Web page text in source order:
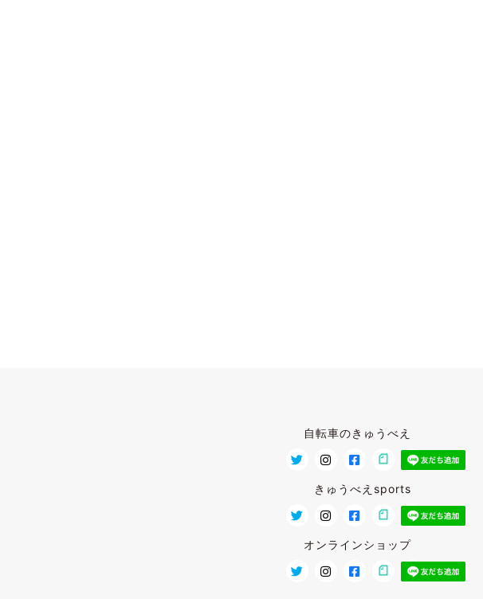
自転車のきゅうべえ
きゅうべえsports
オンラインショップ